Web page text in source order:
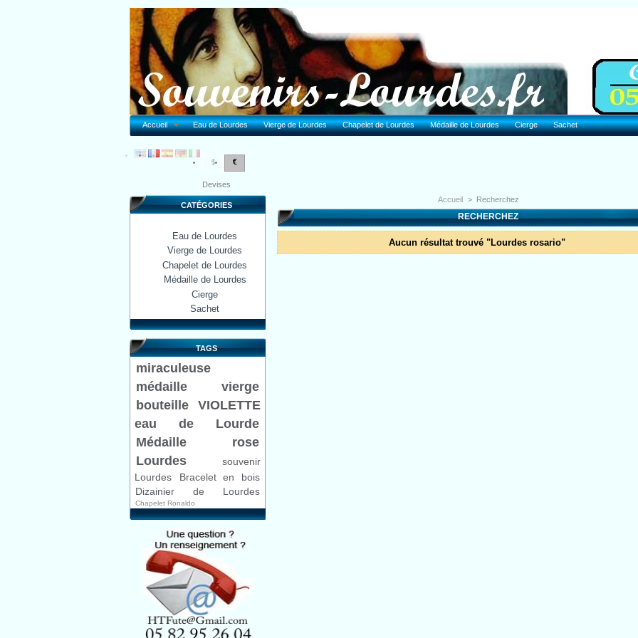
Accueil Eau de Lourdes Vierge de Lourdes Chapelet de Lourdes Médaille de Lourdes Cierge Sachet
$ €
Devises
CATÉGORIES
Eau de Lourdes
Vierge de Lourdes
Chapelet de Lourdes
Médaille de Lourdes
Cierge
Sachet
TAGS
miraculeuse
médaille
vierge
bouteille VIOLETTE
eau de Lourde
Médaille rose
Lourdes
souvenir
Lourdes
Bracelet en bois
Dizainier de Lourdes
Chapelet Ronaldo
Accueil > Recherchez
RECHERCHEZ
Aucun résultat trouvé "Lourdes rosario"